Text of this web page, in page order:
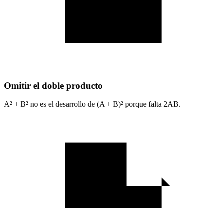
Omitir el doble producto
A² + B² no es el desarrollo de (A + B)² porque falta 2AB.